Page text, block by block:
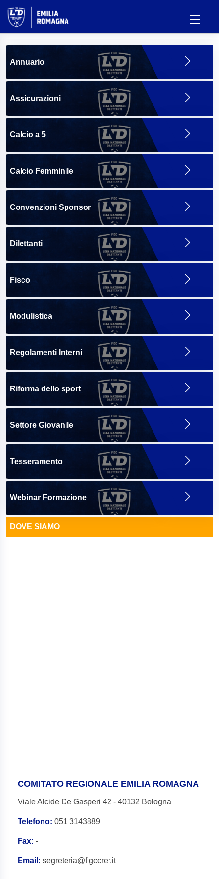
Annuario
Assicurazioni
Calcio a 5
Calcio Femminile
Convenzioni Sponsor
Dilettanti
Fisco
Modulistica
Regolamenti Interni
Riforma dello sport
Settore Giovanile
Tesseramento
Webinar Formazione
DOVE SIAMO
COMITATO REGIONALE EMILIA ROMAGNA
Viale Alcide De Gasperi 42 - 40132 Bologna
Telefono: 051 3143889
Fax: -
Email: segreteria@figccrer.it